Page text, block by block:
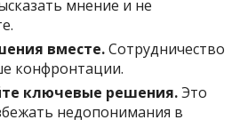
мнение и не
вместе.Сотрудничество
конфронтации.
ключевые решения.Это
недопонимания в